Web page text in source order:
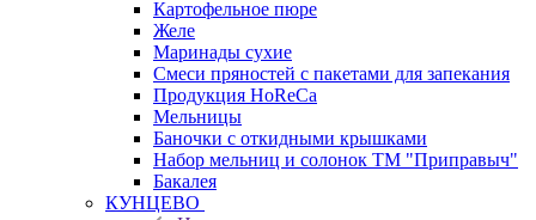
Картофельное пюре
Желе
Маринады сухие
Смеси пряностей с пакетами для запекания
Продукция HoReCa
Мельницы
Баночки с откидными крышками
Набор мельниц и солонок ТМ "Приправыч"
Бакалея
КУНЦЕВО